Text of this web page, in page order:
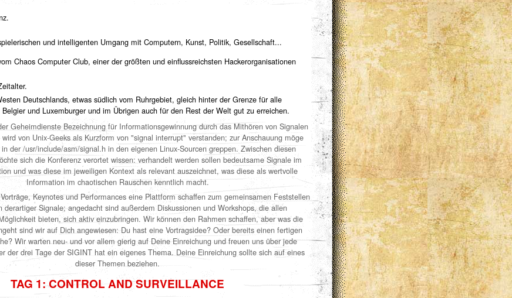
und intelligenten Umgang mit Computern, Kunst, Politik, Gesellschaft...
Chaos Computer Club, einer der größten und einflussreichsten Hackerorganisationen
Deutschlands, etwas südlich vom Ruhrgebiet, gleich hinter der Grenze für alle
Belgier und Luxemburger und im Übrigen auch für den Rest der Welt gut zu erreichen.
Geheimdienste Bezeichnung für Informationsgewinnung durch das Mithören von Signalen
von Unix-Geeks als Kurzform von "signal interrupt" verstanden; zur Anschauung möge
der /usr/include/asm/signal.h in den eigenen Linux-Sourcen greppen. Zwischen diesen
sich die Konferenz verortet wissen: verhandelt werden sollen bedeutsame Signale im
und was diese im jeweiligen Kontext als relevant auszeichnet, was diese als wertvolle
Information im chaotischen Rauschen kenntlich macht.
Keynotes und Performances eine Plattform schaffen zum gemeinsamen Feststellen
derartiger Signale; angedacht sind außerdem Diskussionen und Workshops, die allen
bieten, sich aktiv einzubringen. Wir können den Rahmen schaffen, aber was die
sind wir auf Dich angewiesen: Du hast eine Vortragsidee? Oder bereits einen fertigen
Wir warten neu- und vor allem gierig auf Deine Einreichung und freuen uns über jede
der drei Tage der SIGINT hat ein eigenes Thema. Deine Einreichung sollte sich auf eines
dieser Themen beziehen.
TAG 1: CONTROL AND SURVEILLANCE